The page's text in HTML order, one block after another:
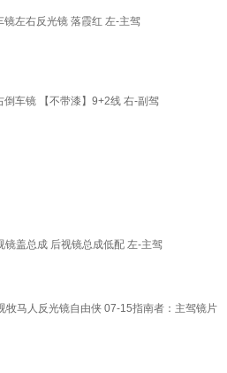
左右反光镜 落霞红 左-主驾
车镜 【不带漆】9+2线 右-副驾
盖总成 后视镜总成低配 左-主驾
马人反光镜自由侠 07-15指南者：主驾镜片